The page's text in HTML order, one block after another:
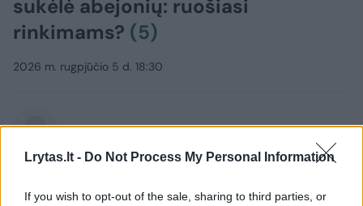
Lrytas.lt - Do Not Process My Personal Information
If you wish to opt-out of the sale, sharing to third parties, or
sukėlė abejonių: ruošiasi
rinkimams? (5)
2026 m. rugpjūčio 5 d. 18:30
Lrytas.lt
Lrytas Premium nariams